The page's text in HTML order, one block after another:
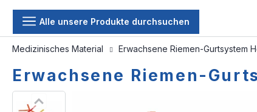
Alle unsere Produkte durchsuchen
Medizinisches Material Erwachsene Riemen-Gurtsystem
Erwachsene Riemen-
Skip
to
Skip
to